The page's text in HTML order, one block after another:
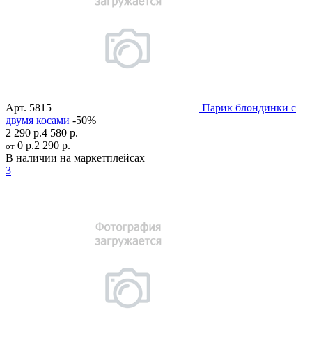
Арт. 5815
Парик блондинки с
двумя косами -50%
2 290 р.4 580 р.
от 0 р.2 290 р.
В наличии на маркетплейсах
3